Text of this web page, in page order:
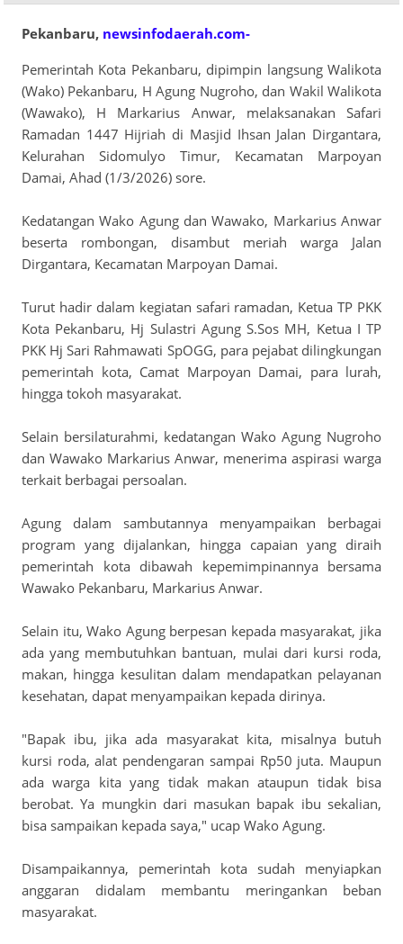
Pekanbaru, newsinfodaerah.com-
Pemerintah Kota Pekanbaru, dipimpin langsung Walikota
(Wako) Pekanbaru, H Agung Nugroho, dan Wakil Walikota
(Wawako), H Markarius Anwar, melaksanakan Safari
Ramadan 1447 Hijriah di Masjid Ihsan Jalan Dirgantara,
Kelurahan Sidomulyo Timur, Kecamatan Marpoyan
Damai, Ahad (1/3/2026) sore.
Kedatangan Wako Agung dan Wawako, Markarius Anwar
beserta rombongan, disambut meriah warga Jalan
Dirgantara, Kecamatan Marpoyan Damai.
Turut hadir dalam kegiatan safari ramadan, Ketua TP PKK
Kota Pekanbaru, Hj Sulastri Agung S.Sos MH, Ketua I TP
PKK Hj Sari Rahmawati SpOGG, para pejabat dilingkungan
pemerintah kota, Camat Marpoyan Damai, para lurah,
hingga tokoh masyarakat.
Selain bersilaturahmi, kedatangan Wako Agung Nugroho
dan Wawako Markarius Anwar, menerima aspirasi warga
terkait berbagai persoalan.
Agung dalam sambutannya menyampaikan berbagai
program yang dijalankan, hingga capaian yang diraih
pemerintah kota dibawah kepemimpinannya bersama
Wawako Pekanbaru, Markarius Anwar.
Selain itu, Wako Agung berpesan kepada masyarakat, jika
ada yang membutuhkan bantuan, mulai dari kursi roda,
makan, hingga kesulitan dalam mendapatkan pelayanan
kesehatan, dapat menyampaikan kepada dirinya.
"Bapak ibu, jika ada masyarakat kita, misalnya butuh
kursi roda, alat pendengaran sampai Rp50 juta. Maupun
ada warga kita yang tidak makan ataupun tidak bisa
berobat. Ya mungkin dari masukan bapak ibu sekalian,
bisa sampaikan kepada saya," ucap Wako Agung.
Disampaikannya, pemerintah kota sudah menyiapkan
anggaran didalam membantu meringankan beban
masyarakat.